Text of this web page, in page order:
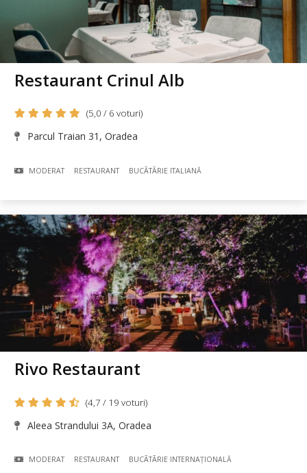
Restaurant Crinul Alb
(5,0 / 6 voturi)
Parcul Traian 31, Oradea
MODERAT RESTAURANT BUCÃTÃRIE ITALIANĂ
Rivo Restaurant
(4,7 / 19 voturi)
Aleea Strandului 3A, Oradea
MODERAT RESTAURANT BUCÃTÃRIE INTERNAȚIONALĂ